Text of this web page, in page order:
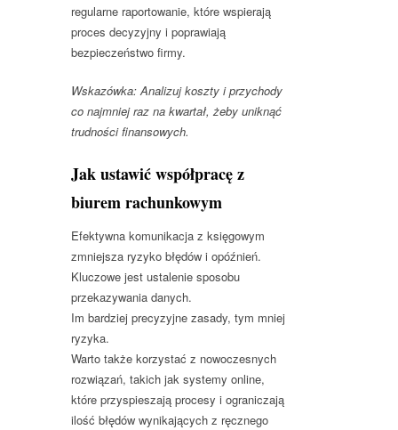
regularne raportowanie, które wspierają
proces decyzyjny i poprawiają
bezpieczeństwo firmy.
Wskazówka: Analizuj koszty i przychody
co najmniej raz na kwartał, żeby uniknąć
trudności finansowych.
Jak ustawić współpracę z
biurem rachunkowym
Efektywna komunikacja z księgowym
zmniejsza ryzyko błędów i opóźnień.
Kluczowe jest ustalenie sposobu
przekazywania danych.
Im bardziej precyzyjne zasady, tym mniej
ryzyka.
Warto także korzystać z nowoczesnych
rozwiązań, takich jak systemy online,
które przyspieszają procesy i ograniczają
ilość błędów wynikających z ręcznego